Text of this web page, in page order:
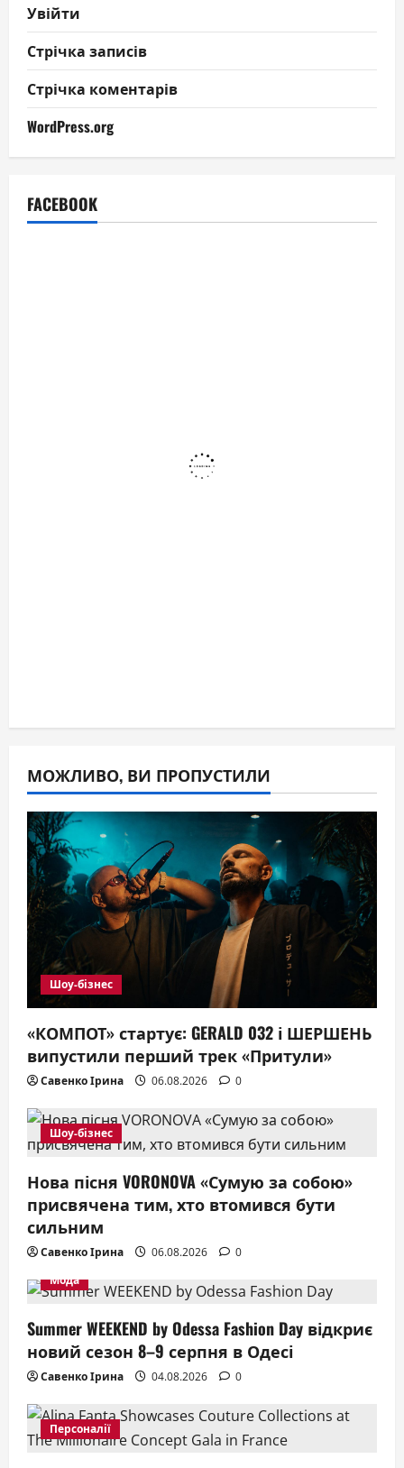
Увійти
Стрічка записів
Стрічка коментарів
WordPress.org
FACEBOOK
МОЖЛИВО, ВИ ПРОПУСТИЛИ
Шоу-бізнес
«КОМПОТ» стартує: GERALD 032 і ШЕРШЕНЬ
випустили перший трек «Притули»
Савенко Ірина 06.08.2026 0
Шоу-бізнес
Нова пісня VORONOVA «Сумую за собою»
присвячена тим, хто втомився бути
сильним
Савенко Ірина 06.08.2026
0
Мода
Summer WEEKEND by Odessa Fashion Day відкриє
новий сезон 8–9 серпня в Одесі
Савенко Ірина 04.08.2026 0
Персоналії